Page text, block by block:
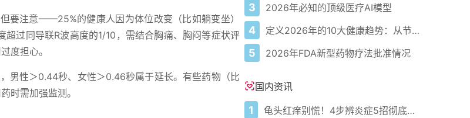
要注意——25%的健康人因为体位改变（比如躺变坐）
过同导联R波高度的1/10，需结合胸痛、胸闷等症状评
度担心。
男性＞0.44秒、女性＞0.46秒属于延长。有些药物（比
时需加强监测。
3 2026年必知的顶级医疗AI模型
4 定义2026年的10大健康趋势：从节律健康到冷热交替疗法
5 2026年FDA新型药物疗法批准情况
国内资讯
1 龟头红痒别慌！4步辨炎症5招彻底防复发